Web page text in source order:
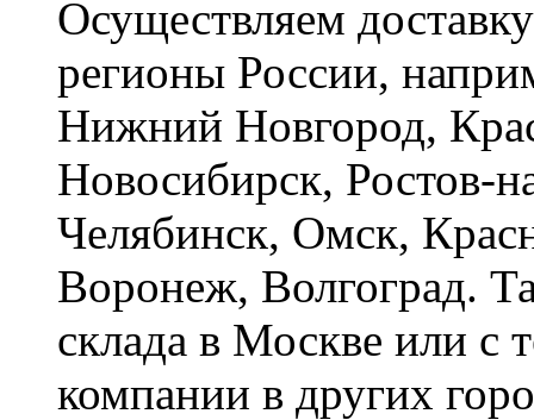
Осуществляем
регионы России,
Нижний Новгород,
Новосибирск, Ростов-
Челябинск, Омск,
Воронеж, Волгоград.
склада в Москве или с
компании в других